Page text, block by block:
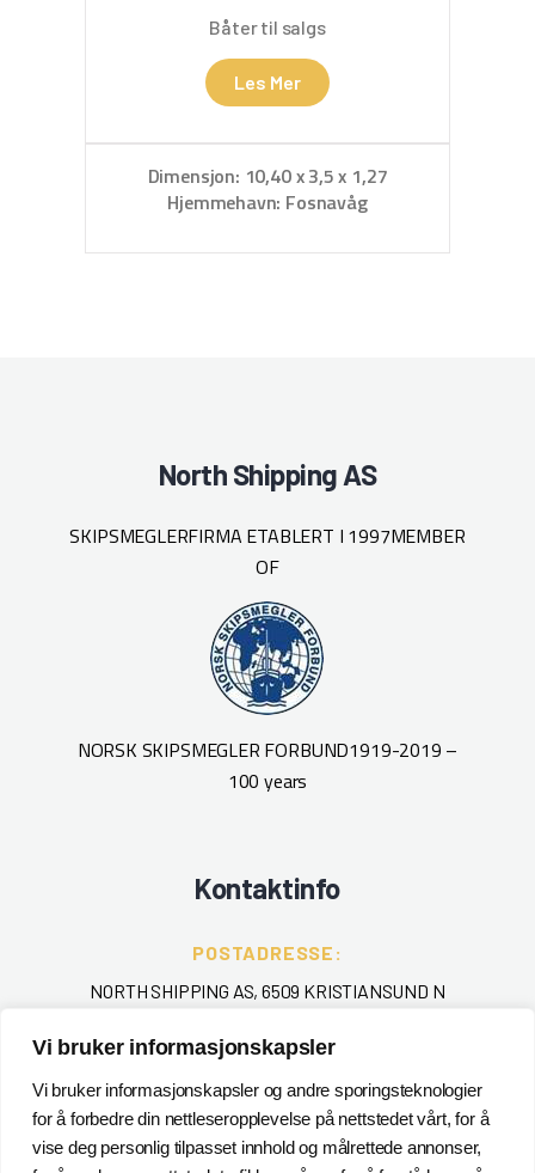
Vi bruker informasjonskapsler
Vi bruker informasjonskapsler og andre sporingsteknologier
for å forbedre din nettleseropplevelse på nettstedet vårt, for å
vise deg personlig tilpasset innhold og målrettede annonser,
Båter til salgs
Les Mer
Dimensjon: 10,40 x 3,5 x 1,27
Hjemmehavn: Fosnavåg
North Shipping AS
SKIPSMEGLERFIRMA ETABLERT I 1997MEMBER
OF
NORSK SKIPSMEGLER FORBUND1919-2019 –
100 years
Kontaktinfo
POSTADRESSE:
NORTH SHIPPING AS, 6509 KRISTIANSUND N
TELEFON:
+ 47 715 40 000
EPOST :